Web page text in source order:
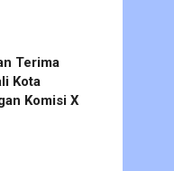
Terima
Kota
Komisi X